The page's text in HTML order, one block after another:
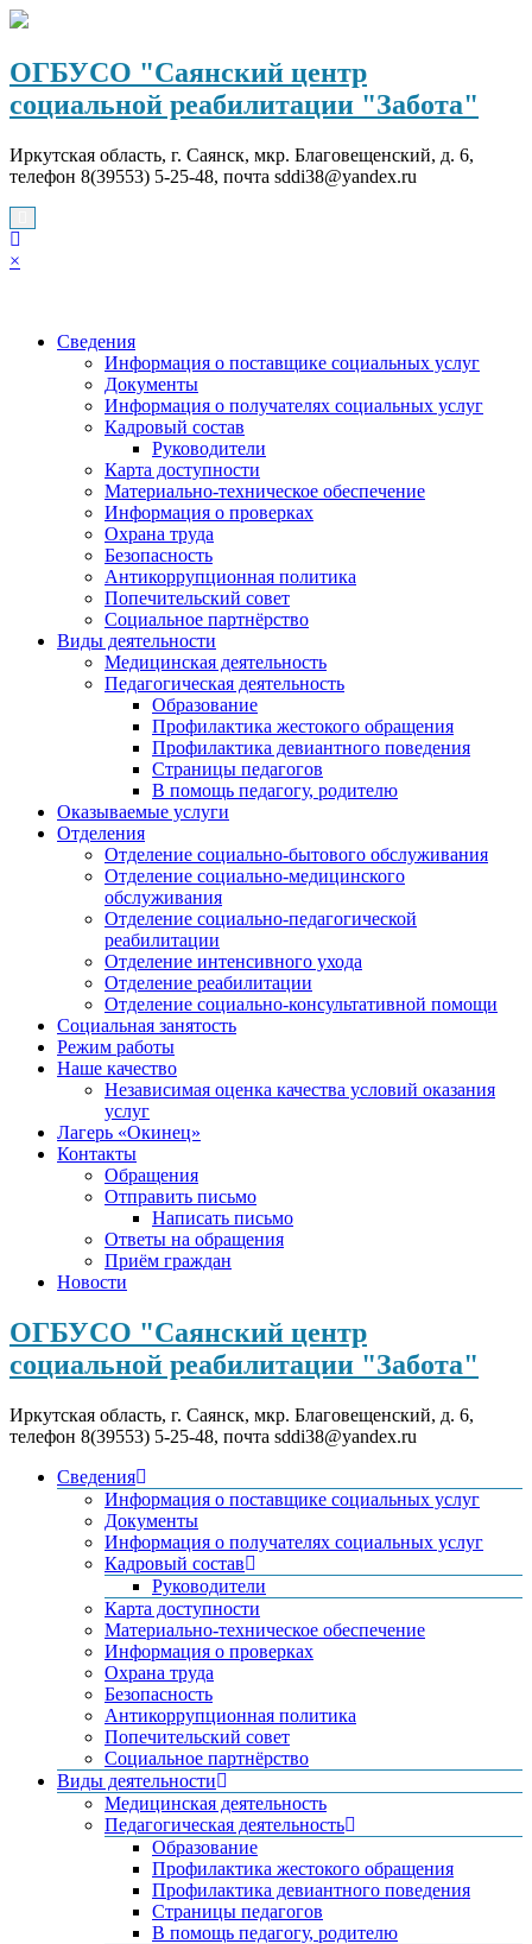
Перейти
содержимому
ОГБУСО "Саянский центр
социальной реабилитации "Забота"
Иркутская область, г. Саянск, мкр. Благовещенский, д. 6,
телефон 8(39553) 5-25-48, почта sddi38@yandex.ru
×
Сведения
Информация о поставщике социальных услуг
Документы
Информация о получателях социальных услуг
Кадровый состав
Руководители
Карта доступности
Материально-техническое обеспечение
Информация о проверках
Охрана труда
Безопасность
Антикоррупционная политика
Попечительский совет
Социальное партнёрство
Виды деятельности
Медицинская деятельность
Педагогическая деятельность
Образование
Профилактика жестокого обращения
Профилактика девиантного поведения
Страницы педагогов
В помощь педагогу, родителю
Оказываемые услуги
Отделения
Отделение социально-бытового обслуживания
Отделение социально-медицинского
обслуживания
Отделение социально-педагогической
реабилитации
Отделение интенсивного ухода
Отделение реабилитации
Отделение социально-консультативной помощи
Социальная занятость
Режим работы
Наше качество
Независимая оценка качества условий оказания
услуг
Лагерь «Окинец»
Контакты
Обращения
Отправить письмо
Написать письмо
Ответы на обращения
Приём граждан
Новости
ОГБУСО "Саянский центр
социальной реабилитации "Забота"
Иркутская область, г. Саянск, мкр. Благовещенский, д. 6,
телефон 8(39553) 5-25-48, почта sddi38@yandex.ru
Сведения
Информация о поставщике социальных услуг
Документы
Информация о получателях социальных услуг
Кадровый состав
Руководители
Карта доступности
Материально-техническое обеспечение
Информация о проверках
Охрана труда
Безопасность
Антикоррупционная политика
Попечительский совет
Социальное партнёрство
Виды деятельности
Медицинская деятельность
Педагогическая деятельность
Образование
Профилактика жестокого обращения
Профилактика девиантного поведения
Страницы педагогов
В помощь педагогу, родителю